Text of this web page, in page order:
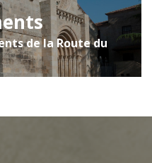
de la Route du